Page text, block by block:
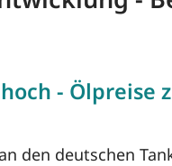
- Ölpreise
den deutschen